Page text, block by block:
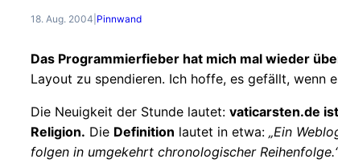
18. Aug. 2004 Pinnwand
Das Programmierfieber hat mich mal wieder
Layout zu spendieren. Ich hoffe, es gefällt,
Die Neuigkeit der Stunde lautet: vaticarsten.de
Religion. Die Definition lautet in etwa: „Ein
folgen in umgekehrt chronologischer